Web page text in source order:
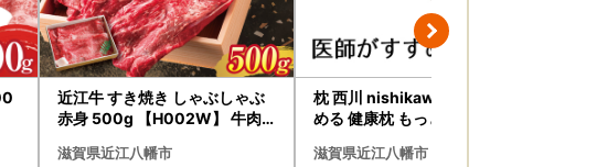
近江牛 すき焼き しゃぶしゃぶ
赤身 500g 【H002W】 牛肉
滋賀県近江八幡市
枕 西川 nishikawa 医師がすす
める 健康枕 もっと肩楽寝 低め
滋賀県近江八幡市